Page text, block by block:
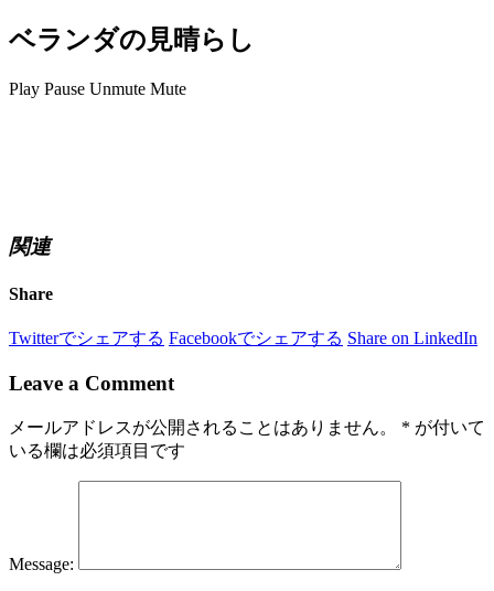
ベランダの見晴らし
Play Pause Unmute Mute
関連
Share
Twitterでシェアする Facebookでシェアする Share on LinkedIn
Leave a Comment
メールアドレスが公開されることはありません。 * が付いて
いる欄は必須項目です
Message: